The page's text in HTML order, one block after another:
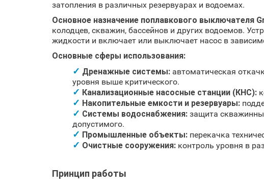
затопления в различных резервуарах и водоемах.
Основное назначение поплавкового выключателя
колодцев, скважин, бассейнов и других водоемов.
жидкости и включает или выключает насос в
Основные сферы использования:
Дренажные системы: автоматическая
уровня выше критического.
Канализационные насосные станции (КНС):
Накопительные емкости и резервуары:
Системы водоснабжения: защита
допустимого.
Промышленные объекты: перекачка
Очистные сооружения: контроль уровня в
Принцип работы